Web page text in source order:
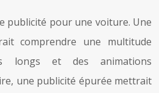
publicité pour une voiture. Une
comprendre une multitude
longs et des animations
une publicité épurée mettrait